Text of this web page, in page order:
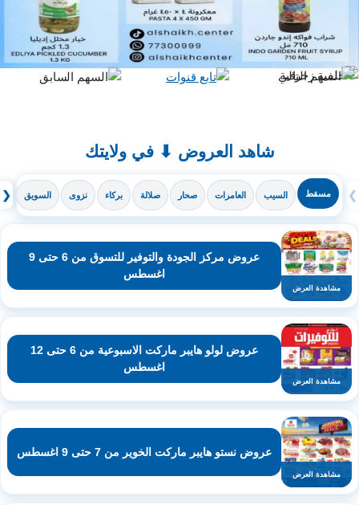
شاهد العروض ⬇ في ولايتك
❮ مسقط السيب العامرات صحار صلالة بركاء نزوى السويق ❯
مشاهدة العرض
عروض مركز الجودة والتوفير للتسوق من 6 حتى 9
اغسطس
مشاهدة العرض
عروض لولو هايبر ماركت الاسبوعية من 6 حتى 12
اغسطس
مشاهدة العرض
عروض نستو هايبر ماركت الخوير من 7 حتى 9 اغسطس